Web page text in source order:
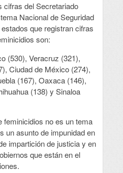
cifras del Secretariado
Nacional de Seguridad
que registran cifras
son:
(530), Veracruz (321),
Ciudad de México (274),
(167), Oaxaca (146),
(138) y Sinaloa
feminicidios no es un tema
un asunto de impunidad en
impartición de justicia y en
que están en el